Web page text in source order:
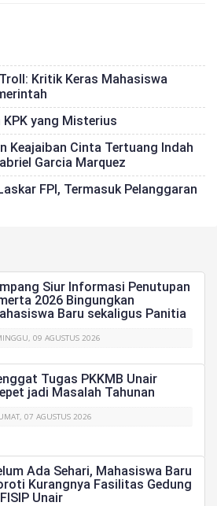
Kritik Keras Mahasiswa
yang Misterius
Keajaiban Cinta Tertuang Indah
Garcia Marquez
FPI, Termasuk Pelanggaran
Siur Informasi Penutupan
2026 Bingungkan
Baru sekaligus Panitia
09 AGUSTUS 2026
Tugas PKKMB Unair
jadi Masalah Tahunan
07 AGUSTUS 2026
Ada Sehari, Mahasiswa Baru
Kurangnya Fasilitas Gedung
Unair